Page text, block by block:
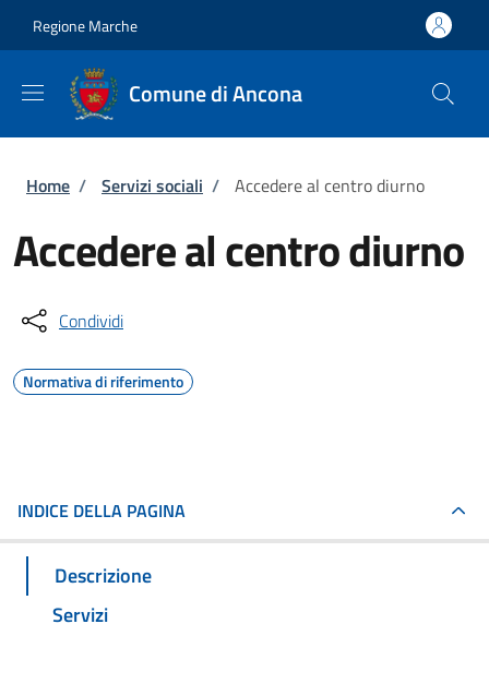
Regione Marche
Comune di Ancona
Briciole di pane
Home / Servizi sociali / Accedere al centro diurno
Accedere al centro diurno
Condividi
Normativa di riferimento
INDICE DELLA PAGINA
Descrizione
Servizi